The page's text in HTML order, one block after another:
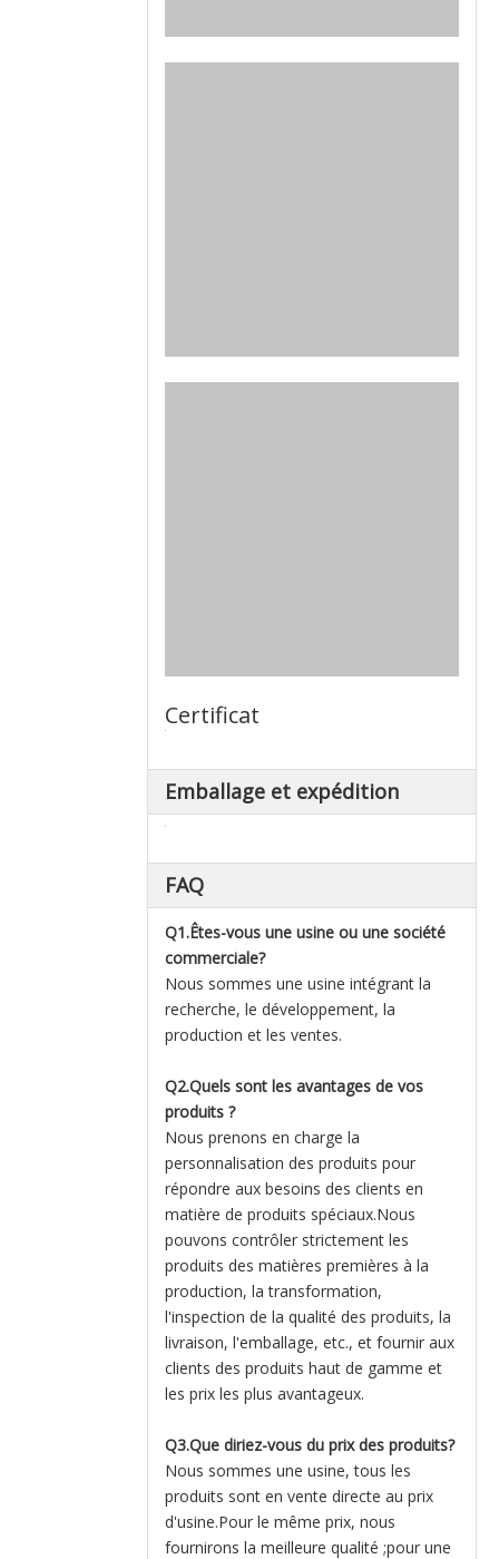
Certificat
Emballage et expédition
FAQ
Q1.Êtes-vous une usine ou une société
commerciale?
Nous sommes une usine intégrant la
recherche, le développement, la
production et les ventes.
Q2.Quels sont les avantages de vos
produits ?
Nous prenons en charge la
personnalisation des produits pour
répondre aux besoins des clients en
matière de produits spéciaux.Nous
pouvons contrôler strictement les
produits des matières premières à la
production, la transformation,
l'inspection de la qualité des produits, la
livraison, l'emballage, etc., et fournir aux
clients des produits haut de gamme et
les prix les plus avantageux.
Q3.Que diriez-vous du prix des produits?
Nous sommes une usine, tous les
produits sont en vente directe au prix
d'usine.Pour le même prix, nous
fournirons la meilleure qualité ;pour une